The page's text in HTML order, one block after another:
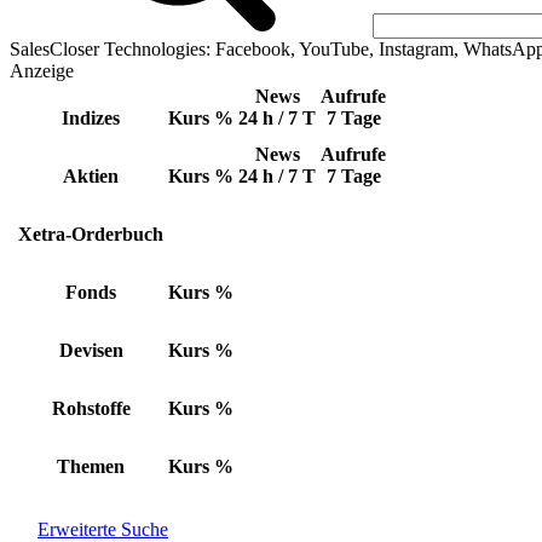
SalesCloser Technologies: Facebook, YouTube, Instagram,
Anzeige
Indizes Kurs %
News
24 h / 7 T
Aufrufe
7 Tage
Aktien Kurs %
News
24 h / 7 T
Aufrufe
7 Tage
Xetra-Orderbuch
Fonds Kurs %
Devisen Kurs %
Rohstoffe Kurs %
Themen Kurs %
Erweiterte Suche